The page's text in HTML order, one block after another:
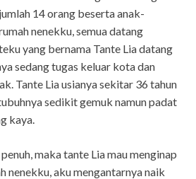
14 orang beserta anak-
nenekku, semua datang
yang bernama Tante Lia datang
sedang tugas keluar kota dan
Tante Lia usianya sekitar 36 tahun
sedikit gemuk namun padat
kaya.
maka tante Lia mau menginap
nenekku, aku mengantarnya naik